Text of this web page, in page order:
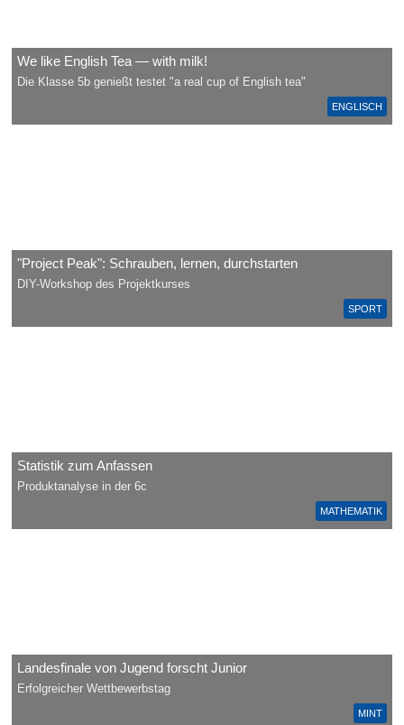
ENGLISCH
We like English Tea — with milk!
Die Klasse 5b genießt testet "a real cup of English tea"
SPORT
"Project Peak": Schrauben, lernen, durchstarten
DIY-Workshop des Projektkurses
MATHEMATIK
Statistik zum Anfassen
Produktanalyse in der 6c
MINT
Landesfinale von Jugend forscht Junior
Erfolgreicher Wettbewerbstag